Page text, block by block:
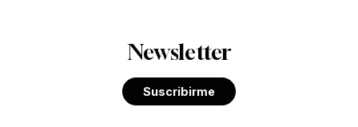
Newsletter
Suscribirme